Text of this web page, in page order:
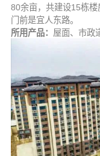
80余亩，共建设15栋楼
门前是宜人东路。
所用产品： 屋面、市政